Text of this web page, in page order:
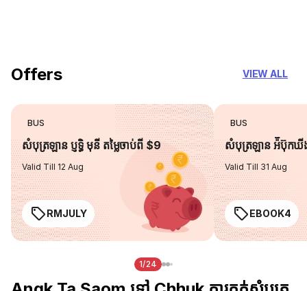
Offers VIEW ALL
BUS
សំបុត្រឡាន ប្ញទ្ធិ មុនី តម្លៃចាប់ពី $9
Valid Till 12 Aug
RMJULY
BUS
សំបុត្រឡាន អ៉ីប៊ុកឃី
Valid Till 31 Aug
EBOOK4
1/24